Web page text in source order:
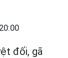
đối, gã